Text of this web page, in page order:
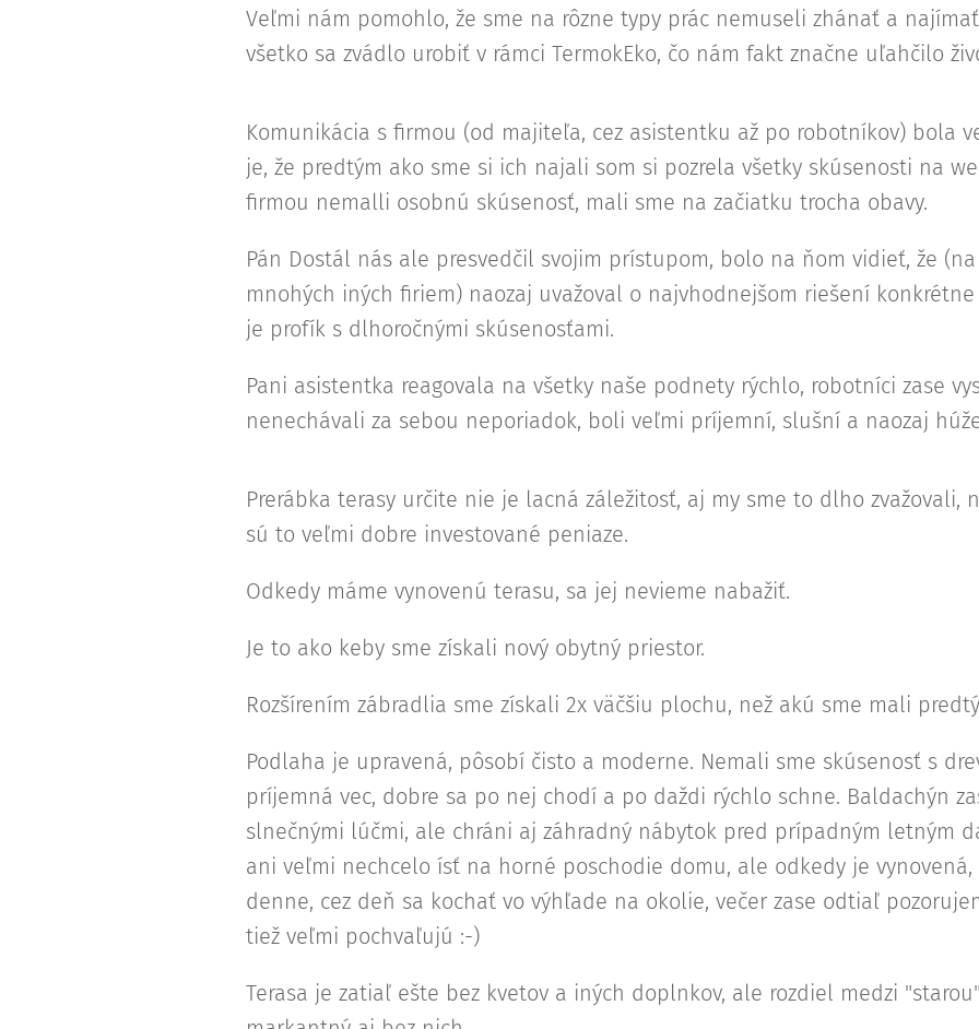
Veľmi nám pomohlo, že sme na rôzne typy prác nemuseli zhánať a
všetko sa zvádlo urobiť v rámci TermokEko, čo nám fakt značne uľahčilo
Komunikácia s firmou (od majiteľa, cez asistentku až po robotníkov) bola
je, že predtým ako sme si ich najali som si pozrela všetky skúsenosti na
firmou nemalli osobnú skúsenosť, mali sme na začiatku trocha obavy.
Pán Dostál nás ale presvedčil svojim prístupom, bolo na ňom vidieť, že
mnohých iných firiem) naozaj uvažoval o najvhodnejšom riešení
je profík s dlhoročnými skúsenosťami.
Pani asistentka reagovala na všetky naše podnety rýchlo, robotníci zase
nenechávali za sebou neporiadok, boli veľmi príjemní, slušní a naozaj
Prerábka terasy určite nie je lacná záležitosť, aj my sme to dlho zvažovali,
sú to veľmi dobre investované peniaze.
Odkedy máme vynovenú terasu, sa jej nevieme nabažiť.
Je to ako keby sme získali nový obytný priestor.
Rozšírením zábradlia sme získali 2x väčšiu plochu, než akú sme mali
Podlaha je upravená, pôsobí čisto a moderne. Nemali sme skúsenosť s
príjemná vec, dobre sa po nej chodí a po daždi rýchlo schne. Baldachýn
slnečnými lúčmi, ale chráni aj záhradný nábytok pred prípadným letným
ani veľmi nechcelo ísť na horné poschodie domu, ale odkedy je
denne, cez deň sa kochať vo výhľade na okolie, večer zase odtiaľ
tiež veľmi pochvaľujú :-)
Terasa je zatiaľ ešte bez kvetov a iných doplnkov, ale rozdiel medzi